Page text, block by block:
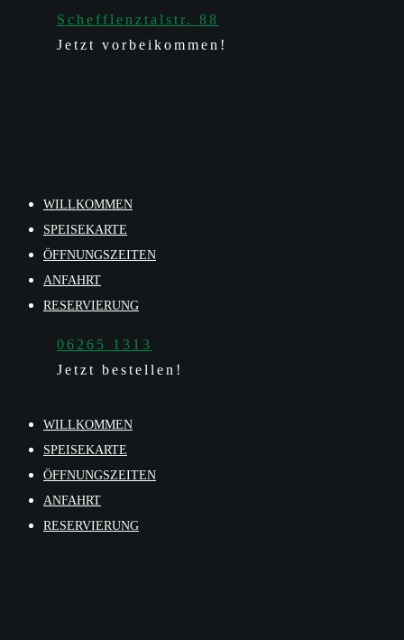
Schefflenztalstr. 88
Jetzt vorbeikommen!
WILLKOMMEN
SPEISEKARTE
ÖFFNUNGSZEITEN
ANFAHRT
RESERVIERUNG
06265 1313
Jetzt bestellen!
WILLKOMMEN
SPEISEKARTE
ÖFFNUNGSZEITEN
ANFAHRT
RESERVIERUNG